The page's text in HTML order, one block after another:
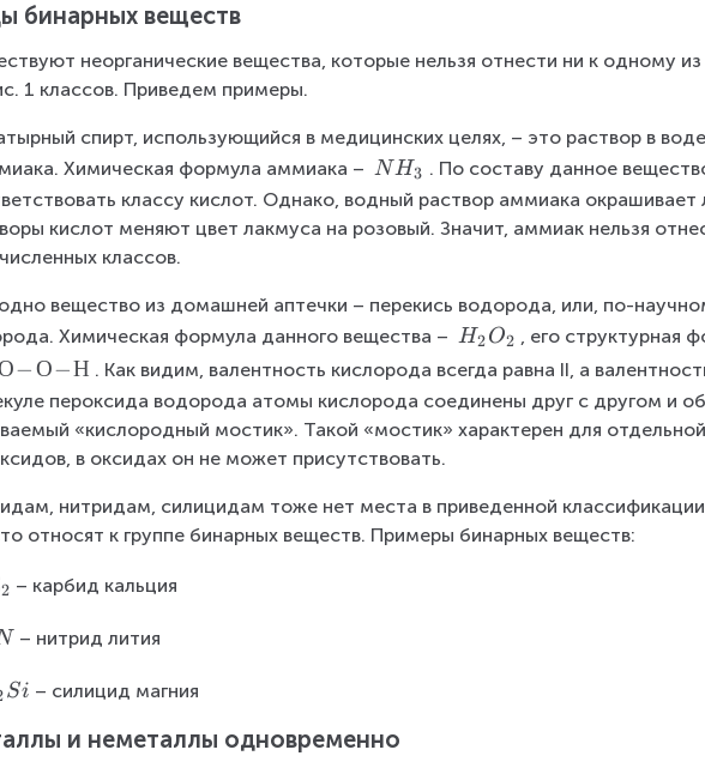
бинарных веществ
неорганические вещества, которые нельзя отнести ни к одному
1 классов. Приведем примеры.
спирт, использующийся в медицинских целях, – это раствор в
Химическая формула аммиака – N
H
_
NH3 . По составу данное
классу кислот. Однако, водный раствор аммиака окрашивает
кислот меняют цвет лакмуса на розовый. Значит, аммиак нельзя
классов.
вещество из домашней аптечки – перекись водорода, или, по-
Химическая формула данного вещества – H
_
O
H2O2 , его структурная
−О−Н . Как видим, валентность кислорода всегда равна II, а
пероксида водорода атомы кислорода соединены друг с другом и
«кислородный мостик». Такой «мостик» характерен для
в оксидах он не может присутствовать.
нитридам, силицидам тоже нет места в приведенной
относят к группе бинарных веществ. Примеры бинарных веществ:
2 – карбид кальция
– нитрид лития
Si – силицид магния
и неметаллы одновременно